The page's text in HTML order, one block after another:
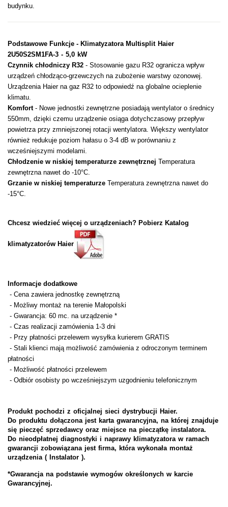
budynku.
Podstawowe Funkcje - Klimatyzatora Multisplit Haier
2U50S2SM1FA-3 - 5,0 kW
Czynnik chłodniczy R32 - Stosowanie gazu R32 ogranicza wpływ
urządzeń chłodząco-grzewczych na zubożenie warstwy ozonowej.
Urządzenia Haier na gaz R32 to odpowiedź na globalne ocieplenie
klimatu.
Komfort- Nowe jednostki zewnętrzne posiadają wentylator o średnicy
550mm, dzięki czemu urządzenie osiąga dotychczasowy przepływ
powietrza przy zmniejszonej rotacji wentylatora. Większy wentylator
również redukuje poziom hałasu o 3-4 dB w porównaniu z
wcześniejszymi modelami.
Chłodzenie w niskiej temperaturze zewnętrznej Temperatura
zewnętrzna nawet do -10°C.
Grzanie w niskiej temperaturze Temperatura zewnętrzna nawet do
-15°C.
Chcesz wiedzieć więcej o urządzeniach? Pobierz Katalog
klimatyzatorów Haier
Informacje dodatkowe
- Cena zawiera jednostkę zewnętrzną
- Możliwy montaż na terenie Małopolski
- Gwarancja: 60 mc. na urządzenie *
- Czas realizacji zamówienia 1-3 dni
- Przy płatności przelewem wysyłka kurierem GRATIS
- Stali klienci mają możliwość zamówienia z odroczonym terminem
płatności
- Możliwość płatności przelewem
- Odbiór osobisty po wcześniejszym uzgodnieniu telefonicznym
Produkt pochodzi z oficjalnej sieci dystrybucji Haier.
Do produktu dołączona jest karta gwarancyjna, na której znajduje
się pieczęć sprzedawcy oraz miejsce na pieczątkę instalatora.
Do nieodpłatnej diagnostyki i naprawy klimatyzatora w ramach
gwarancji zobowiązana jest firma, która wykonała montaż
urządzenia ( Instalator ).
*Gwarancja na podstawie wymogów określonych w karcie
Gwarancyjnej.